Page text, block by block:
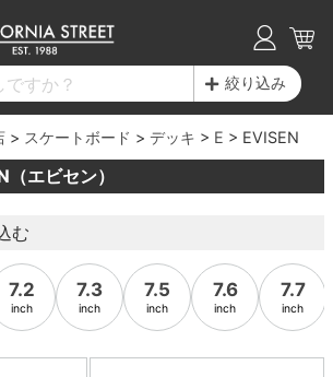
絞り込み
スケートボード デッキ E EVISEN
（エビセン）
む
7.2
inch
7.3
inch
7.5
inch
7.6
inch
7.7
inch
のご注文は当日発送！
円以上で送料無料！
ト5倍！10日と20日は3倍！
ット（完成品）
のご注文は当日発送！
円以上で送料無料！
ト5倍！10日と20日は3倍！
（全てのデッキ）
を選ぶ
のご注文は当日発送！
円以上で送料無料！
ト5倍！10日と20日は3倍！
一覧（全てのトラック）
ら選ぶ
のご注文は当日発送！
円以上で送料無料！
ト5倍！10日と20日は3倍！
一覧（全てのウィール）
ら選ぶ
F4（フォーミュラフォ
のご注文は当日発送！
円以上で送料無料！
ト5倍！10日と20日は3倍！
覧
ら選ぶ
のご注文は当日発送！
円以上で送料無料！
ト5倍！10日と20日は3倍！
Tシャツ
のご注文は当日発送！
円以上で送料無料！
ト5倍！10日と20日は3倍！
のご注文は当日発送！
円以上で送料無料！
ト5倍！10日と20日は3倍！
アイテム
のご注文は当日発送！
円以上で送料無料！
ト5倍！10日と20日は3倍！
介
リートの歴史